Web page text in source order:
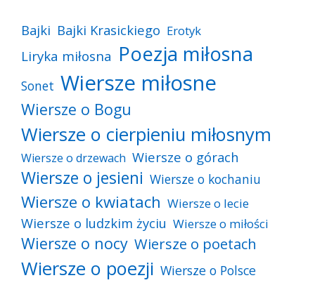
Bajki Bajki Krasickiego Erotyk
Liryka miłosna Poezja miłosna
Sonet Wiersze miłosne
Wiersze o Bogu
Wiersze o cierpieniu miłosnym
Wiersze o drzewach Wiersze o górach
Wiersze o jesieni Wiersze o kochaniu
Wiersze o kwiatach Wiersze o lecie
Wiersze o ludzkim życiu Wiersze o miłości
Wiersze o nocy Wiersze o poetach
Wiersze o poezji Wiersze o Polsce